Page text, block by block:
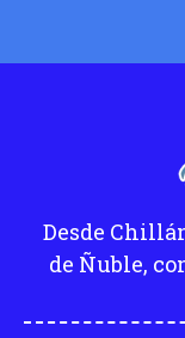
Desde
de Ñuble,